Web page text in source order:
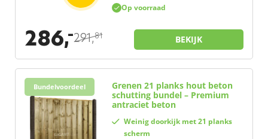
Op voorraad
286,–291,81 BEKIJK
Bundelvoordeel
Grenen 21 planks hout beton
schutting bundel – Premium
antraciet beton
Weinig doorkijk met 21 planks
scherm